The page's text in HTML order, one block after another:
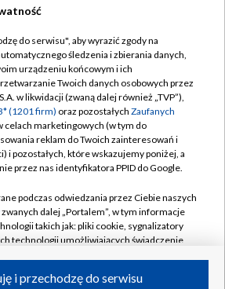
TVP
TVP
Cyfrowa
Regulamin TVP
prywatności
Moje zgody
Pomoc
Kontakt
Kanały
do serwisu", aby wyrazić zgody na
śledzenia i zbierania danych,
urządzeniu końcowym i ich
Twoich danych osobowych przez
w likwidacji (zwaną dalej również „TVP”),
(1201 firm) oraz pozostałych Zaufanych
celach marketingowych (w tym do
reklam do Twoich zainteresowań i
i pozostałych, które wskazujemy poniżej, a
przez nas identyfikatora PPID do Google.
podczas odwiedzania przez Ciebie naszych
zwanych dalej „Portalem”, w tym informacje
takich jak: pliki cookie, sygnalizatory
technologii umożliwiających świadczenie
i przechodzę do serwisu